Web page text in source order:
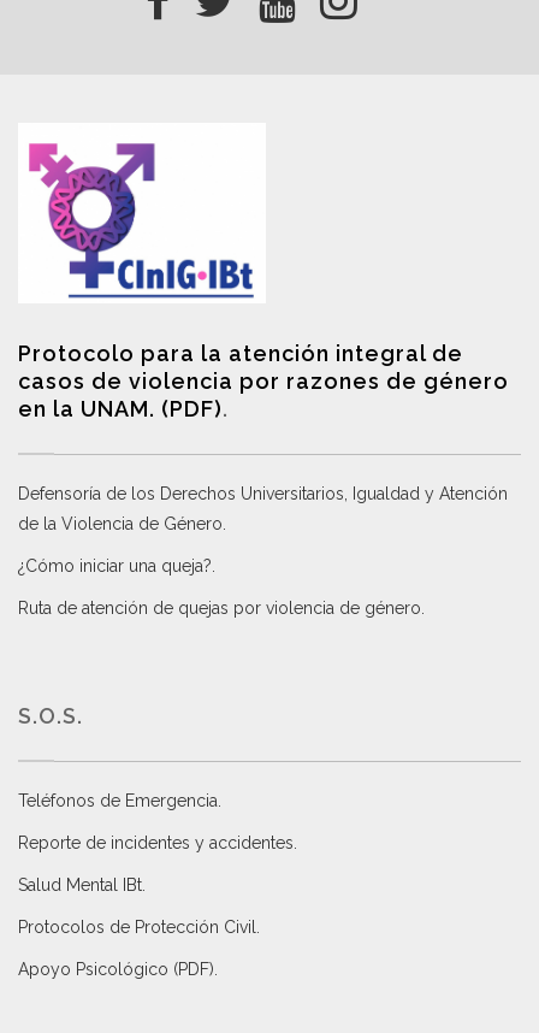
Protocolo para la atención integral de
casos de violencia por razones de género
en la UNAM. (PDF).
Defensoría de los Derechos Universitarios, Igualdad y Atención
de la Violencia de Género
¿Cómo iniciar una queja?
Ruta de atención de quejas por violencia de género
S.O.S.
Teléfonos de Emergencia.
Reporte de incidentes y accidentes
Salud Mental IBt
Protocolos de Protección Civil
Apoyo Psicológico (PDF)